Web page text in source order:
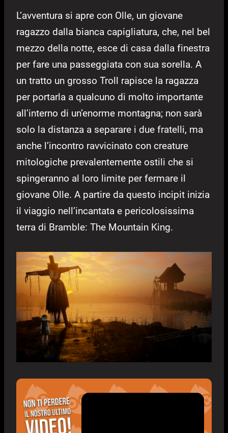
L’avventura si apre con Olle, un giovane
ragazzo dalla bianca capigliatura, che, nel bel
mezzo della notte, esce di casa dalla finestra
per fare una passeggiata con sua sorella. A
un tratto un grosso Troll rapisce la ragazza
per portarla a qualcuno di molto importante
all’interno di un’enorme montagna; non sarà
solo la distanza a separare i due fratelli, ma
anche l’incontro ravvicinato con creature
mitologiche prevalentemente ostili che si
spingeranno al loro limite per fermare il
giovane Olle. A partire da questo incipit inizia
il viaggio nell’incantata e pericolosissima
terra di Bramble: The Mountain King.